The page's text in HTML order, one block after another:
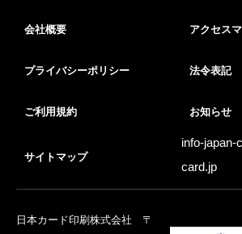
会社概要 アクセス
プライバシーポリシー 法令表記
ご利用規約 お知らせ
サイトマップ
info-japan-
card.jp
日本カード印刷株式会社 〒